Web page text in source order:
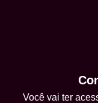
Você vai ter